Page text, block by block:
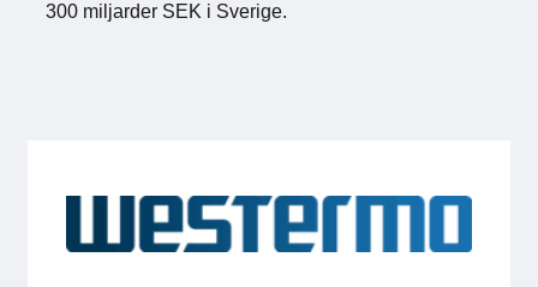
För medlemmar
Direktiv och regler
300 miljarder SEK i Sverige.